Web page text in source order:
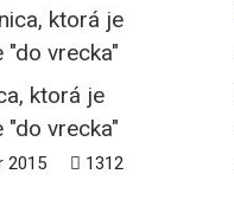
ktorá je
"do vrecka"
2015 1312